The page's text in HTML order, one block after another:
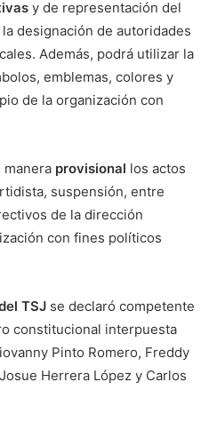
y de representación del
designación de autoridades
Además, podrá utilizar la
emblemas, colores y
de la organización con
manera provisional los actos
suspensión, entre
de la dirección
con fines políticos
TSJ se declaró competente
constitucional interpuesta
Pinto Romero, Freddy
Herrera López y Carlos